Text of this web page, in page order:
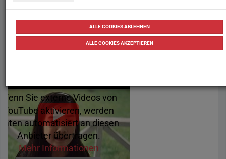
gut als Diskussionsanregung im
Unterricht nutzen.
vonTanja Waculik 18.06.2020
Wenn Sie externe Videos von
YouTube aktivieren, werden
automatisiert an diesen
Anbieter übertragen.
Mehr Informationen
ALLE COOKIES ABLEHNEN
ALLE COOKIES AKZEPTIEREN